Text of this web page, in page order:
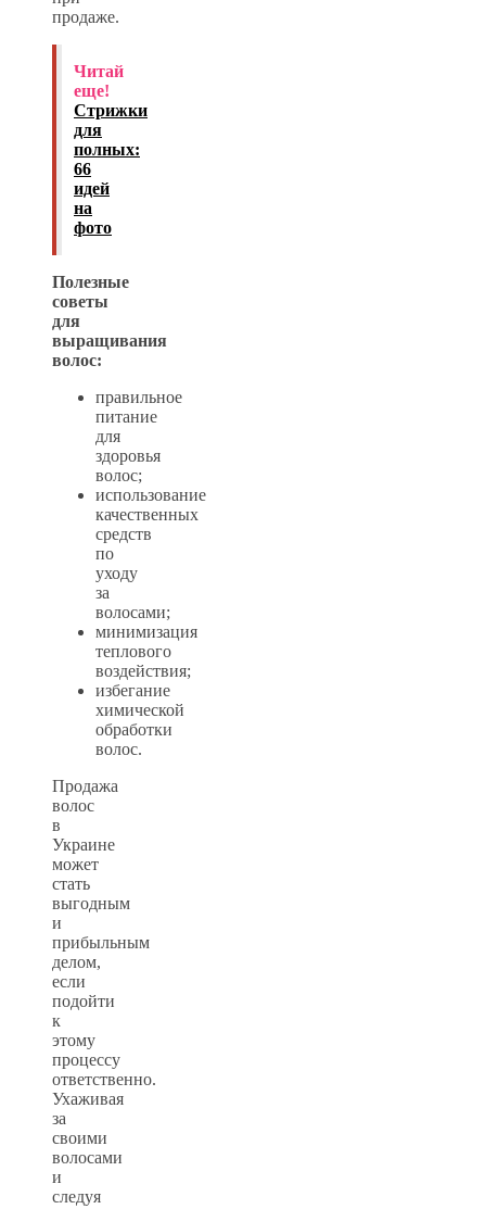
продаже.
Читай
еще!
Стрижки
для
полных:
66
идей
на
фото
Полезные
советы
для
выращивания
волос:
правильное
питание
для
здоровья
волос;
использование
качественных
средств
по
уходу
за
волосами;
минимизация
теплового
воздействия;
избегание
химической
обработки
волос.
Продажа
волос
в
Украине
может
стать
выгодным
и
прибыльным
делом,
если
подойти
к
этому
процессу
ответственно.
Ухаживая
за
своими
волосами
и
следуя